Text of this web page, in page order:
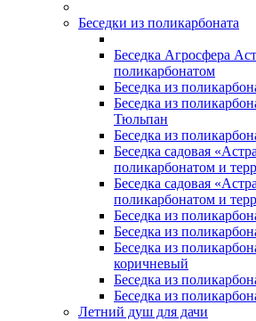
Беседки из поликарбоната
Беседка Агросфера
поликарбонатом
Беседка из
Беседка из
Тюльпан
Беседка из
Беседка садовая
поликарбонатом и
Беседка садовая
поликарбонатом и
Беседка из
Беседка из
Беседка из
коричневый
Беседка из
Беседка из
Летний душ для дачи